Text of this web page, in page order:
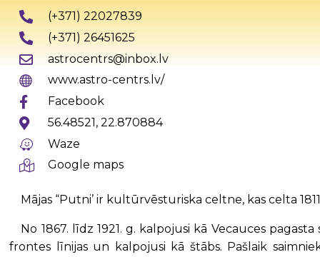
(+371) 22027839
(+371) 26451625
astrocentrs@inbox.lv
www.astro-centrs.lv/
Facebook
56.48521, 22.870884
Waze
Google maps
Mājas “Putni’ ir kultūrvēsturiska celtne, kas celta
No 1867. līdz 1921. g. kalpojusi kā Vecauces
frontes līnijas un kalpojusi kā štābs. Pašlaik